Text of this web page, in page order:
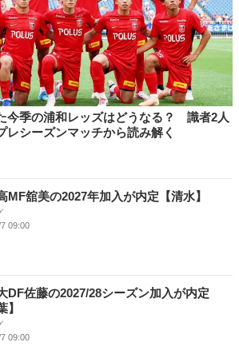
今季の浦和レッズはどうなる？ 識者2人
レシーズンマッチから読み解く
MF舘美の2027年加入が内定【清水】
09:00
DF佐藤の2027/28シーズン加入が内定
】
09:00